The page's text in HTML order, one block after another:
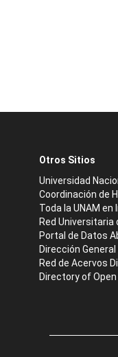
Otros Sitios
Universidad
Coordinación de
Toda la UNAM en
Red Universitaria
Portal de Datos
Dirección
Red de Acervos
Directory of